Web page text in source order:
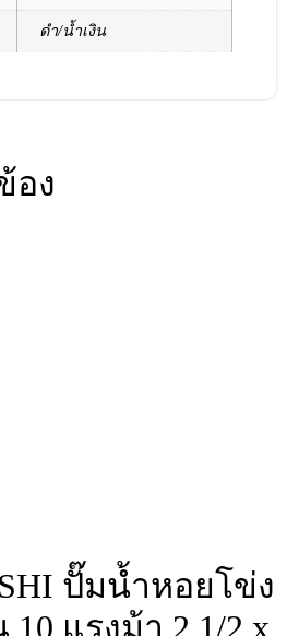
ดำ/น้ำเงิน
อง
ปั๊มน้ำหอยโข่ง
แรงม้า 2 1/2 x